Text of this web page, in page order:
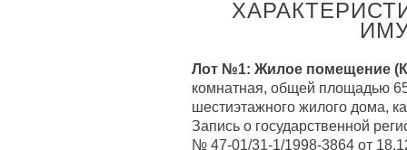
Лот №1: Жилое помещение
комнатная, общей площадью
шестиэтажного жилого дома,
Запись о государственной
№ 47-01/31-1/1998-3864 от